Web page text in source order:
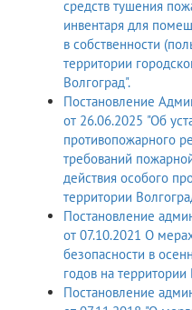
средств тушения
инвентаря для
в собственности
территории
Волгоград".
Постановление
от 26.06.2025 "Об
противопожарного
требований
действия особого
территории
Постановление
от 07.10.2021 О
безопасности в
годов на территории
Постановление администрации Волгограда № 1549